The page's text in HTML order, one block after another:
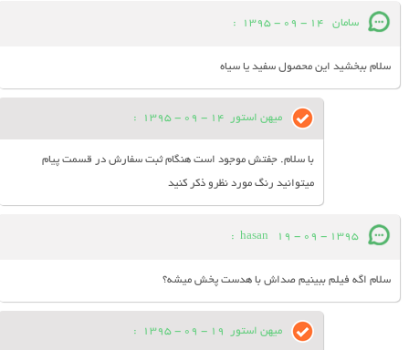
سامان 14 - 09 - 1395
:
سلام ببخشید این محصول سفید یا سیاه
میهن استور 14 - 09 - 1395
:
با سلام. جفتش موجود است هنگام ثبت سفارش در قسمت پیام
میتوانید رنگ مورد نظرو ذکر کنید
hasan 19 - 09 - 1395
:
سلام اگه فیلم ببینیم صداش با هدست پخش میشه؟
میهن استور 19 - 09 - 1395
: